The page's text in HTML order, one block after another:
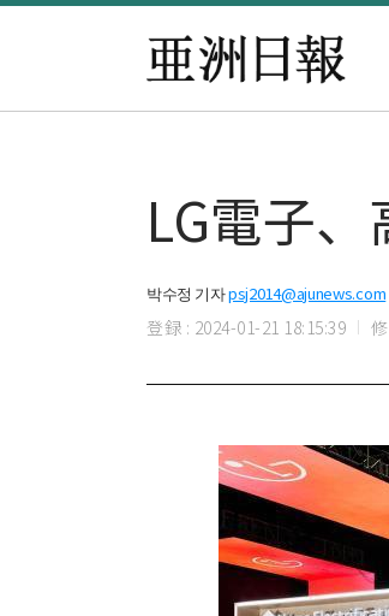
LG電子
박수정 기자psj2014@ajunews.com
登録 : 2024-01-21 18:15:39